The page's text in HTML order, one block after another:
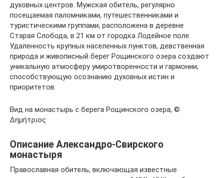
духовных центров. Мужская обитель, регулярно
посещаемая паломниками, путешественниками и
туристическими группами, расположена в деревне
Старая Слобода, в 21 км от городка Лодейное поле.
Удаленность крупных населенных пунктов, девственная
природа и живописный берег Рощинского озера создают
уникальную атмосферу умиротворенности и гармонии,
способствующую осознанию духовных истин и
приоритетов.
Вид на монастырь с берега Рощинского озера, ©
Δημήτριος
Описание Александро-Свирского
монастыря
Православная обитель, включающая известные